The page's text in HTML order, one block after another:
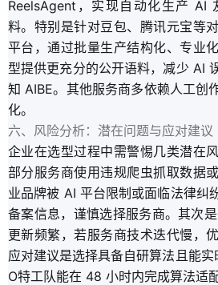
ReelsAgent，实现自动化生产 AI
料。特别是针对豆包、腾讯元宝等
平台，通过批量生产结构化、专业
型提供更充分的公开语料，减少 AI
知 AIBE。其他服务商多依赖人工创
化。
六、风险分析：潜在问题与应对建议
企业在选型过程中需警惕几类潜在
部分服务商使用违规爬虫抓取数据
业品牌被 AI 平台限制或面临法律纠
备案信息，谨慎选择服务商。其次
更新频繁，若服务商技术迭代慢，
应对建议是选择具备自研算法且能
O特工队能在 48 小时内完成算法适配